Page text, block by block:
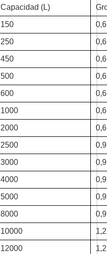
Capacidad (L)
150
250
450
500
600
1000
2000
2500
3000
4000
5000
8000
10000
12000